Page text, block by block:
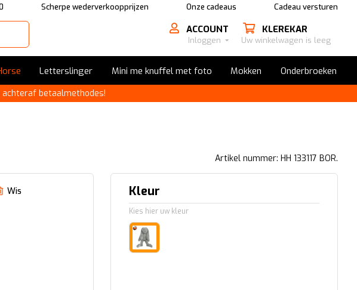
Scherpe wederverkoopprijzen Onze cadeaus Cadeau versturen
ACCOUNT
Inloggen
KLEREKAR
Uw winkelwagen is leeg
Letterslinger Mini me knuffel met foto Mokken Onderbroeken
achteraf betaalmethodes!
Artikel nummer: HH 133117 BOR.
Wis Kleur
Kies hier uw kleur